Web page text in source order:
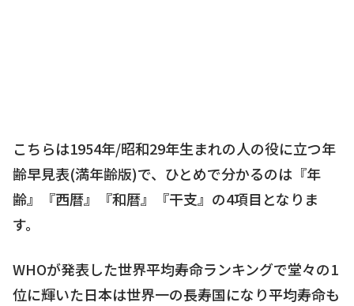
こちらは1954年/昭和29年生まれの人の役に立つ年
齢早見表(満年齢版)で、ひとめで分かるのは『年
齢』『西暦』『和暦』『干支』の4項目となりま
す。
WHOが発表した世界平均寿命ランキングで堂々の1
位に輝いた日本は世界一の長寿国になり平均寿命も